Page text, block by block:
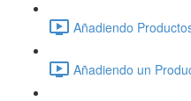
Añadiendo
Añadiendo un